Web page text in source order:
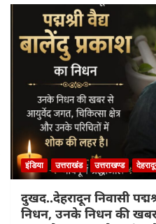
इंडिया उत्तराखंड उत्तराखण्ड
दुखद..देहरादून निवासी
निधन, उनके निधन की